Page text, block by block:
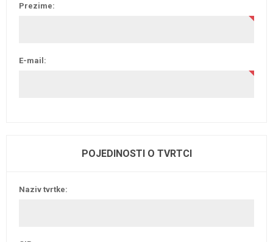
Prezime:
E-mail:
POJEDINOSTI O TVRTCI
Naziv tvrtke: